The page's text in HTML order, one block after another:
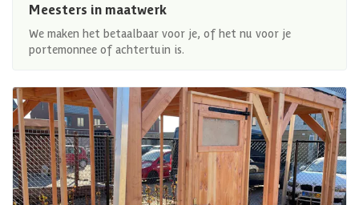
Meesters in maatwerk
We maken het betaalbaar voor je, of het nu voor je
portemonnee of achtertuin is.